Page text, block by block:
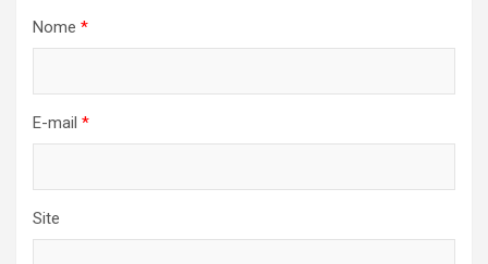
Nome *
E-mail *
Site